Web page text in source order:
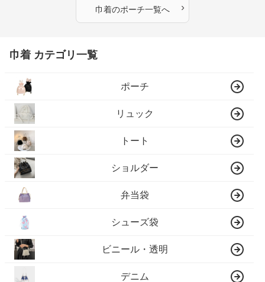
巾着のポーチ一覧へ ›
巾着 カテゴリ一覧
ポーチ
リュック
トート
ショルダー
弁当袋
シューズ袋
ビニール・透明
デニム